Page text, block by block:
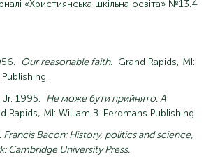
«Християнська шкільна освіта» №13.4
Our reasonable faith. Grand Rapids, MI:
Jr. 1995. Не може бути прийнято: A
Rapids, MI: William B. Eerdmans Publishing.
Francis Bacon: History, politics and science,
Cambridge University Press.